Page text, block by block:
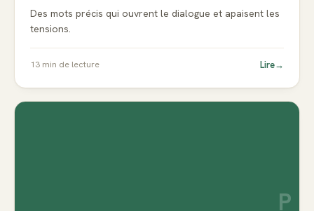
Des mots précis qui ouvrent le dialogue et apaisent les
tensions.
13 min de lecture Lire→
P